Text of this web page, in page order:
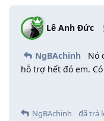
Lê Anh Đức
NgBAchinh
Nó
hỗ trợ hết đó em.
NgBAchinh
đã trả